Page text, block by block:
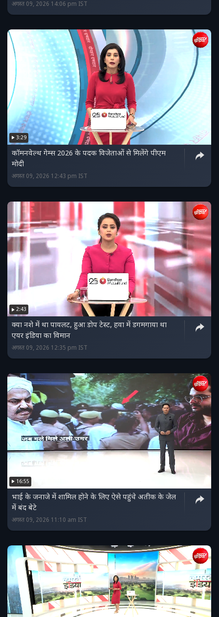
अगस्त 09, 2026 14:06 pm IST
3:29
कॉमनवेल्थ गेम्स 2026 के पदक विजेताओं से मिलेंगे पीएम
मोदी
अगस्त 09, 2026 12:43 pm IST
2:43
क्‍या नशे में था पायलट, हुआ डोप टेस्‍ट, हवा में डगमगाया था
एयर इंडिया का विमान
अगस्त 09, 2026 12:35 pm IST
16:55
भाई के जनाजे में शामिल होने के लिए ऐसे पहुंचे अतीक के जेल
में बंद बेटे
अगस्त 09, 2026 11:10 am IST